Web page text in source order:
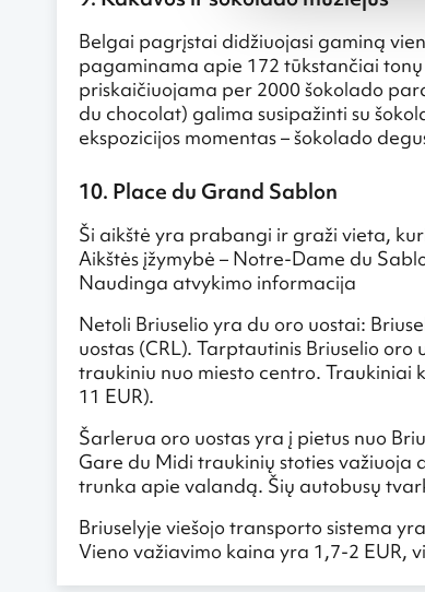
Belgai pagrįstai didžiuojasi gaminą
pagaminama apie 172 tūkstančiai
priskaičiuojama per 2000 šokolado
du chocolat) galima susipažinti su
ekspozicijos momentas – šokolado
10. Place du Grand Sablon
Ši aikštė yra prabangi ir graži vieta,
Aikštės įžymybė – Notre-Dame du
Naudinga atvykimo informacija
Netoli Briuselio yra du oro uostai:
uostas (CRL). Tarptautinis Briuselio
traukiniu nuo miesto centro. Traukiniai
11 EUR).
Šarlerua oro uostas yra į pietus nuo
Gare du Midi traukinių stoties važiuoja
trunka apie valandą. Šių autobusų
Briuselyje viešojo transporto sistema
Vieno važiavimo kaina yra 1,7-2 EUR,